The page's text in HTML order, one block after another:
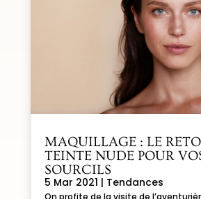
MAQUILLAGE : LE
TEINTE NUDE POUR
SOURCILS
5 Mar 2021 | Tendances
On profite de la visite de